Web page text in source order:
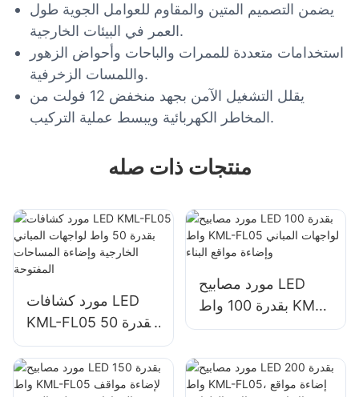
يضمن التصميم المتين والمقاوم للعوامل الجوية طول
العمر في البيئات الخارجية.
استخدامات متعددة للممرات والباحات وأحواض الزهور
واللمسات الزخرفية.
يقلل التشغيل الآمن بجهد منخفض 12 فولت من
المخاطر الكهربائية ويبسط عملية التركيب.
منتجات ذات صله
مورد كشافات LED
KML-FL05 بقدرة 50
واط لواجهات المباني
الخارجية وإضاءة
المساحات المفتوحة
مورد مصابيح LED
بقدرة 100 واط KML-
FL05 لواجهات المباني